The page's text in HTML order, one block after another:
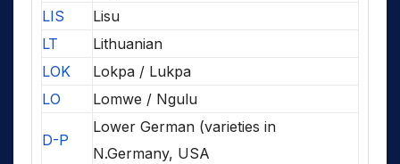
LIS
Lisu
LT
Lithuanian
LOK
Lokpa / Lukpa
LO
Lomwe / Ngulu
D-P
Lower German (varieties in
N.Germany, USA